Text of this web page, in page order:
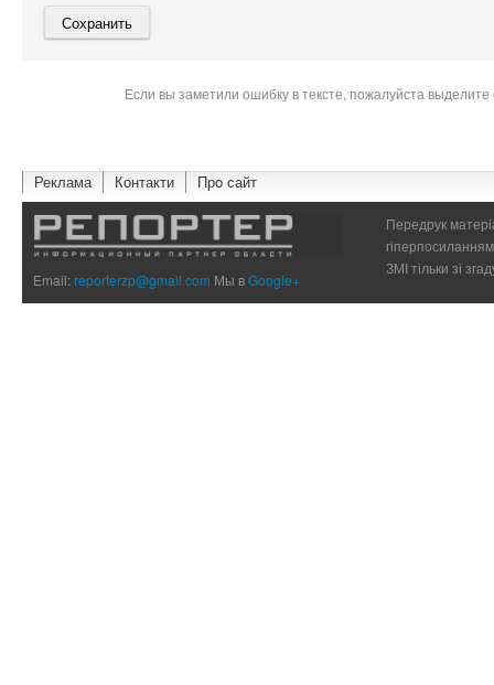
Если вы заметили ошибку в тексте, пожалуйста
Реклама Контакти Про сайт
Email:reporterzp@gmail.com Мы вGoogle+
Передрук
ЗМІ тільки зі